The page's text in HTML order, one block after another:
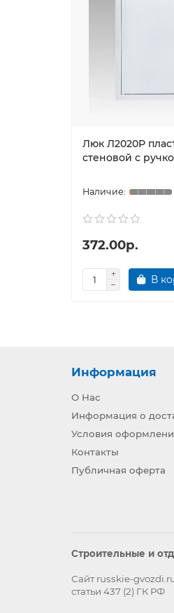
Люк Л2020Р
стеновой с
372.00р.
В
Информация
О Нас
Информация о
Условия
Контакты
Публичная оферта
Строительные и
Сайт russkie-
статьи 437 (2) ГК РФ